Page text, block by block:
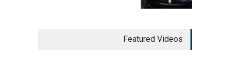
Featured Videos